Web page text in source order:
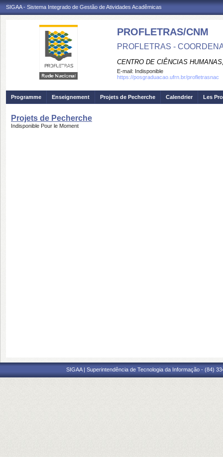
SIGAA - Sistema Integrado de Gestão de Atividades Acadêmicas
PROFLETRAS/CNM
PROFLETRAS -
CENTRO DE CIÊNCIAS
E-mail: Indisponible
https://posgraduacao.ufrn.br/profletrasnac
Programme Enseignement Projets de Pecherche Calendrier Les
Projets de Pecherche
Indisponible Pour le Moment
SIGAA | Superintendência de Tecnologia da Informação - (84)